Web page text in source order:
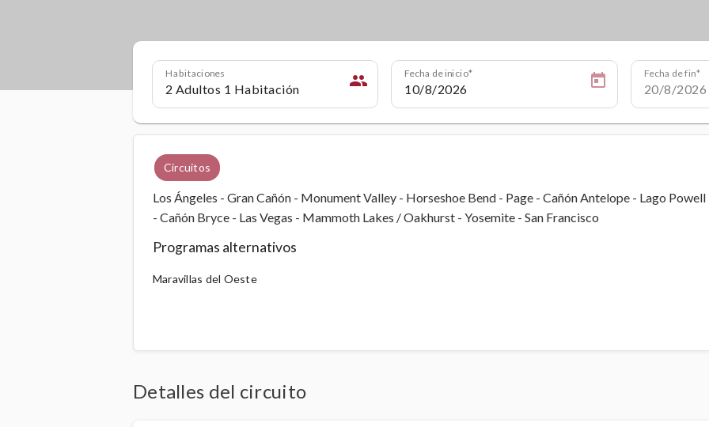
Habitaciones people Fecha de inicio Fecha de fin
Circuitos
Los Ángeles - Gran Cañón - Monument Valley - Horseshoe Bend - Page - Cañón Antelope - Lago Powell
- Cañón Bryce - Las Vegas - Mammoth Lakes / Oakhurst - Yosemite - San Francisco
Programas alternativos
Maravillas del Oeste
Detalles del circuito